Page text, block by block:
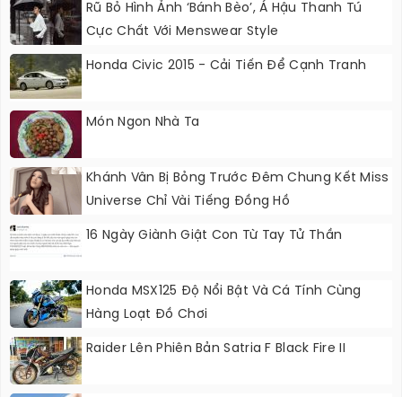
Rũ Bỏ Hình Ảnh ‘bánh Bèo’, Á Hậu Thanh Tú
Cực Chất Với Menswear Style
Honda Civic 2015 - Cải Tiến Để Cạnh Tranh
Món Ngon Nhà Ta
Khánh Vân Bị Bỏng Trước Đêm Chung Kết Miss
Universe Chỉ Vài Tiếng Đồng Hồ
16 Ngày Giành Giật Con Từ Tay Tử Thần
Honda MSX125 Độ Nổi Bật Và Cá Tính Cùng
Hàng Loạt Đồ Chơi
Raider Lên Phiên Bản Satria F Black Fire II